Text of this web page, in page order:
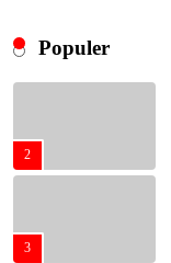
Populer
2
3